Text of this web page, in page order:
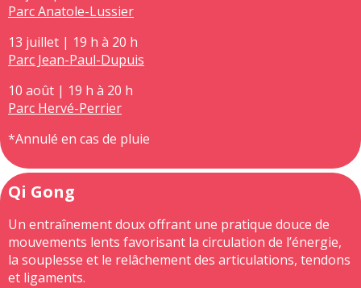
Parc Anatole-Lussier
13 juillet | 19 h à 20 h
Parc Jean-Paul-Dupuis
10 août | 19 h à 20 h
Parc Hervé-Perrier
*Annulé en cas de pluie
Qi Gong
Un entraînement doux offrant une pratique douce de
mouvements lents favorisant la circulation de l’énergie,
la souplesse et le relâchement des articulations, tendons
et ligaments.